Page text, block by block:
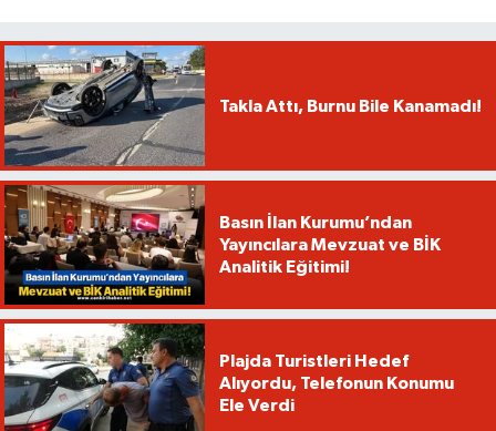
Takla Attı, Burnu Bile Kanamadı!
Basın İlan Kurumu’ndan
Yayıncılara Mevzuat ve BİK
Analitik Eğitimi!
Plajda Turistleri Hedef
Alıyordu, Telefonun Konumu
Ele Verdi